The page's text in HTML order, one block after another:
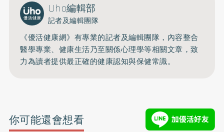
Uho編輯部
記者及編輯團隊
《優活健康網》有專業的記者及編輯團隊，內容整合
醫學專業、健康生活乃至關係心理學等相關文章，致
力為讀者提供最正確的健康認知與保健常識。
你可能還會想看